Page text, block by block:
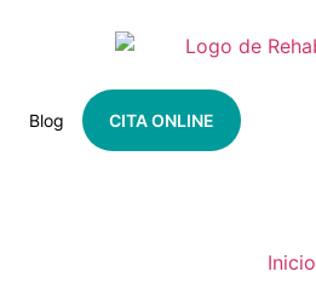
Blog CITA ONLINE
Inicio